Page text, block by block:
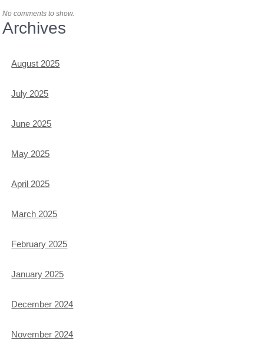
No comments to show.
Archives
August 2025
July 2025
June 2025
May 2025
April 2025
March 2025
February 2025
January 2025
December 2024
November 2024